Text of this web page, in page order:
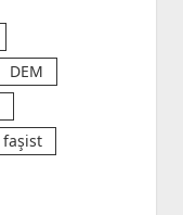
DEM
faşist